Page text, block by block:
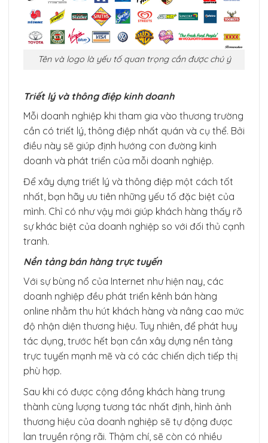
Tên và logo là yếu tố quan trọng cần được chú ý
Triết lý và thông điệp kinh doanh
Mỗi doanh nghiệp khi tham gia vào thương trường
cần có triết lý, thông điệp nhất quán và cụ thể. Bởi
điều này sẽ giúp định hướng con đường kinh
doanh và phát triển của mỗi doanh nghiệp.
Để xây dựng triết lý và thông điệp một cách tốt
nhất, bạn hãy ưu tiên những yếu tố đặc biệt của
mình. Chỉ có như vậy mới giúp khách hàng thấy rõ
sự khác biệt của doanh nghiệp so với đối thủ cạnh
tranh.
Nền tảng bán hàng trực tuyến
Với sự bùng nổ của Internet như hiện nay, các
doanh nghiệp đều phát triển kênh bán hàng
online nhằm thu hút khách hàng và nâng cao mức
độ nhận diện thương hiệu. Tuy nhiên, để phát huy
tác dụng, trước hết bạn cần xây dựng nền tảng
trực tuyến mạnh mẽ và có các chiến dịch tiếp thị
phù hợp.
Sau khi có được cộng đồng khách hàng trung
thành cùng lượng tương tác nhất định, hình ảnh
thương hiệu của doanh nghiệp sẽ tự động được
lan truyền rộng rãi. Thậm chí, sẽ còn có nhiều